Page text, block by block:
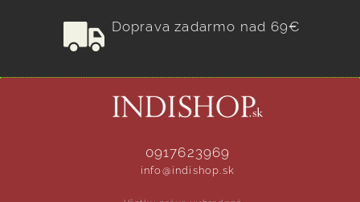
Doprava zadarmo nad 69€
0917623969
info@indishop.sk